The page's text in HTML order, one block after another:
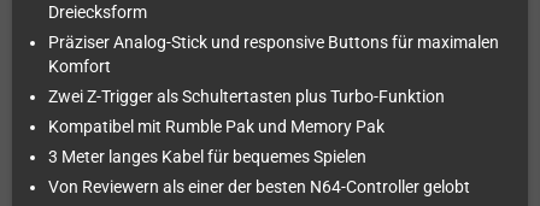
Dreiecksform
Präziser Analog-Stick und responsive Buttons für maximalen
Komfort
Zwei Z-Trigger als Schultertasten plus Turbo-Funktion
Kompatibel mit Rumble Pak und Memory Pak
3 Meter langes Kabel für bequemes Spielen
Von Reviewern als einer der besten N64-Controller gelobt